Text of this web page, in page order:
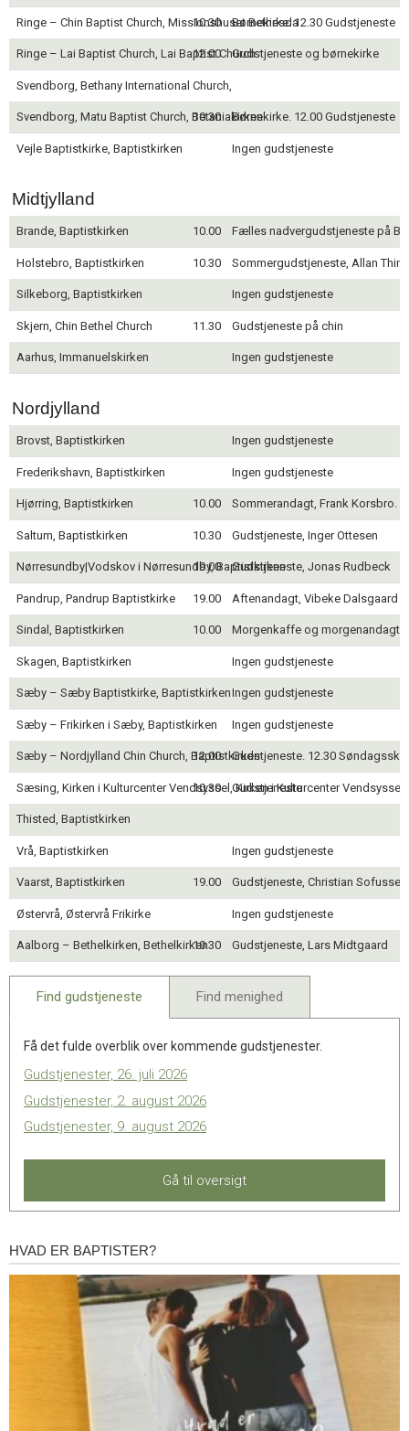
Ringe – Chin Baptist Church, Missionshuset Bethesda
10.30 Børnekirke. 12.30 Gudstjeneste
Ringe – Lai Baptist Church, Lai Baptist Church
12.00 Gudstjeneste og børnekirke
Svendborg, Bethany International Church,
Svendborg, Matu Baptist Church, Betaniakirken
10.30 Børnekirke. 12.00 Gudstjeneste
Vejle Baptistkirke, Baptistkirken Ingen gudstjeneste
Midtjylland
Brande, Baptistkirken 10.00 Fælles nadvergudstjeneste på
Holstebro, Baptistkirken 10.30 Sommergudstjeneste, Allan Thing
Silkeborg, Baptistkirken Ingen gudstjeneste
Skjern, Chin Bethel Church 11.30 Gudstjeneste på chin
Aarhus, Immanuelskirken Ingen gudstjeneste
Nordjylland
Brovst, Baptistkirken Ingen gudstjeneste
Frederikshavn, Baptistkirken Ingen gudstjeneste
Hjørring, Baptistkirken 10.00 Sommerandagt, Frank Korsbro.
Saltum, Baptistkirken 10.30 Gudstjeneste, Inger Ottesen
Nørresundby|Vodskov i Nørresundby, Baptistkirken
19.00 Gudstjeneste, Jonas Rudbeck
Pandrup, Pandrup Baptistkirke 19.00 Aftenandagt, Vibeke Dalsgaard
Sindal, Baptistkirken 10.00 Morgenkaffe og morgenandagt,
Skagen, Baptistkirken Ingen gudstjeneste
Sæby – Sæby Baptistkirke, BaptistkirkenIngen gudstjeneste
Sæby – Frikirken i Sæby, Baptistkirken Ingen gudstjeneste
Sæby – Nordjylland Chin Church, Baptistkirken
12.00 Gudstjeneste. 12.30
Sæsing, Kirken i Kulturcenter Vendsyssel, Kirken i Kulturcenter Vendsyssel
10.30 Gudstjeneste
Thisted, Baptistkirken
Vrå, Baptistkirken Ingen gudstjeneste
Vaarst, Baptistkirken 19.00 Gudstjeneste, Christian Sofussen
Østervrå, Østervrå Frikirke Ingen gudstjeneste
Aalborg – Bethelkirken, Bethelkirken10.30 Gudstjeneste, Lars Midtgaard
Find gudstjeneste Find menighed
Få det fulde overblik over kommende gudstjenester.
Gudstjenester, 26. juli 2026
Gudstjenester, 2. august 2026
Gudstjenester, 9. august 2026
Gå til oversigt
Hvad
er
HVAD ER BAPTISTER?